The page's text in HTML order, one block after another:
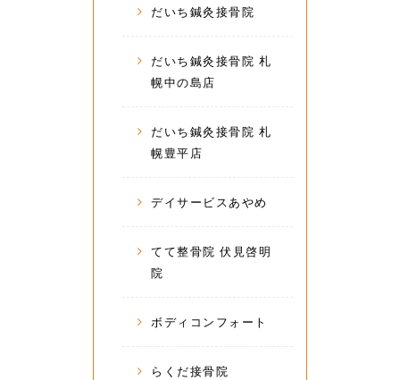
だいち鍼灸接骨院
だいち鍼灸接骨院 札
幌中の島店
だいち鍼灸接骨院 札
幌豊平店
デイサービスあやめ
てて整骨院 伏見啓明
院
ボディコンフォート
らくだ接骨院